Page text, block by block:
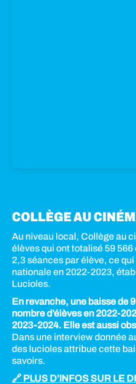
COLLÈGE AU
Au niveau local, Collège au
élèves qui ont totalisé 59
2,3 séances par élève, ce
nationale en 2022-2023,
Lucioles.
En revanche, une baisse de
nombre d’élèves en 2022-
2023-2024. Elle est aussi
Dans une interview donnée
des lucioles attribue cette
savoirs.
🔗 PLUS D’INFOS SUR LE